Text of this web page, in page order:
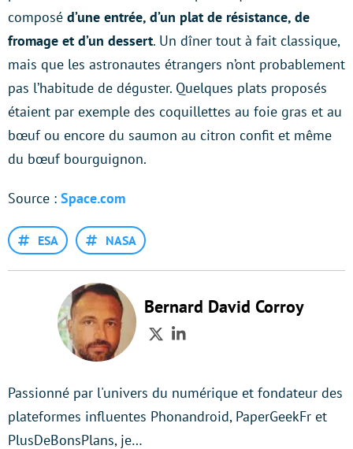
composé d’une entrée, d’un plat de résistance, de
fromage et d’un dessert. Un dîner tout à fait classique,
mais que les astronautes étrangers n’ont probablement
pas l’habitude de déguster. Quelques plats proposés
étaient par exemple des coquillettes au foie gras et au
bœuf ou encore du saumon au citron confit et même
du bœuf bourguignon.
Source : Space.com
ESA NASA
Bernard David Corroy
TwitterLinkedIn
Passionné par l'univers du numérique et fondateur des
plateformes influentes Phonandroid, PaperGeekFr et
PlusDeBonsPlans, je…